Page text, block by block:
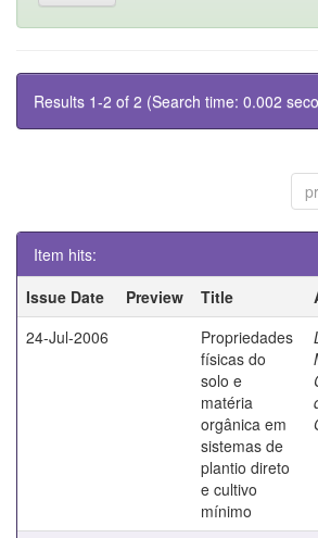
Results 1-2 of 2 (Search time: 0.002
Item hits:
Issue Date
Preview Title
24-Jul-2006
Propriedades
físicas do
solo e
matéria
orgânica em
sistemas de
plantio direto
e cultivo
mínimo